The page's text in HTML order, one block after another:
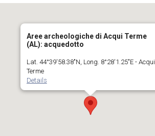
Aree archeologiche di Acqui Terme
(AL): acquedotto
Lat. 44°39'58.38"N, Long. 8°28'1.25"E - Acqui
Terme
Details